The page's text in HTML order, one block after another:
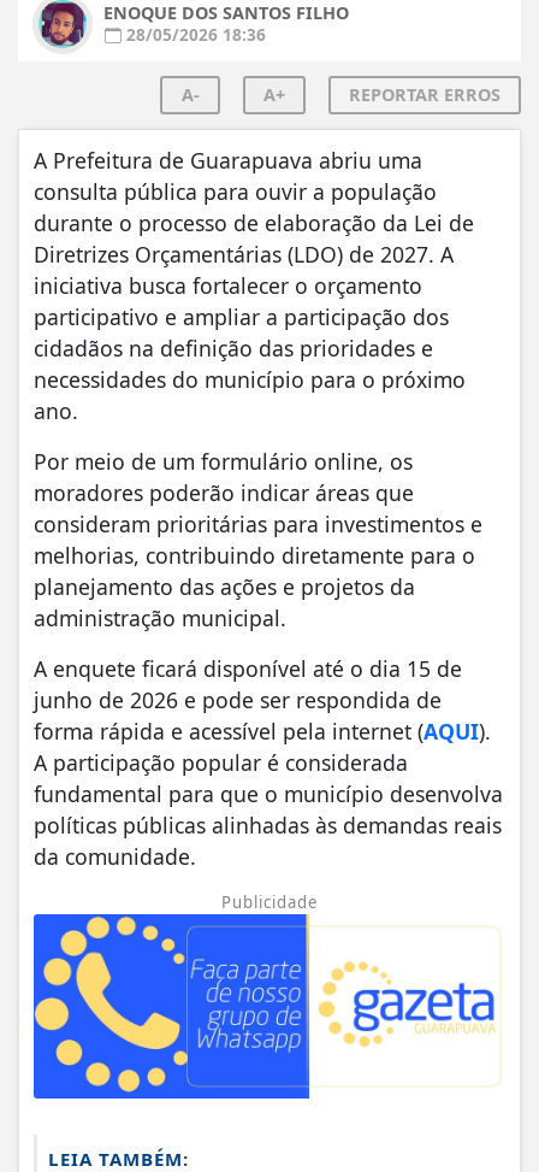
ENOQUE DOS SANTOS FILHO
28/05/2026 18:36
A- A+ REPORTAR ERROS
A Prefeitura de Guarapuava abriu uma
consulta pública para ouvir a população
durante o processo de elaboração da Lei de
Diretrizes Orçamentárias (LDO) de 2027. A
iniciativa busca fortalecer o orçamento
participativo e ampliar a participação dos
cidadãos na definição das prioridades e
necessidades do município para o próximo
ano.
Por meio de um formulário online, os
moradores poderão indicar áreas que
consideram prioritárias para investimentos e
melhorias, contribuindo diretamente para o
planejamento das ações e projetos da
administração municipal.
A enquete ficará disponível até o dia 15 de
junho de 2026 e pode ser respondida de
forma rápida e acessível pela internet (AQUI).
A participação popular é considerada
fundamental para que o município desenvolva
políticas públicas alinhadas às demandas reais
da comunidade.
Publicidade
LEIA TAMBÉM: